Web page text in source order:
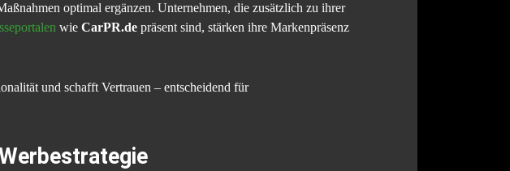
optimal ergänzen. Unternehmen, die zusätzlich zu ihrer
wie CarPR.de präsent sind, stärken ihre Markenpräsenz
und schafft Vertrauen – entscheidend für